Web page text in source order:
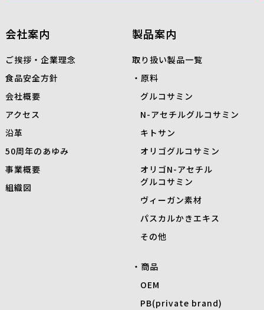
会社案内
ご挨拶・企業理念
食品安全方針
会社概要
アクセス
沿革
50周年のあゆみ
事業概要
組織図
製品案内
取り扱い製品一覧
原料
グルコサミン
N-アセチルグルコサミン
キトサン
オリゴグルコサミン
オリゴN-アセチル
グルコサミン
ヴィーガン素材
パスカルかきエキス
その他
商品
OEM
PB(private brand)